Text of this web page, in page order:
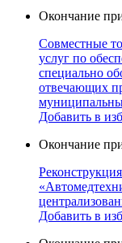
Окончание
Совместные
услуг по
специально
отвечающих
Добавить в
Окончание
Добавить в